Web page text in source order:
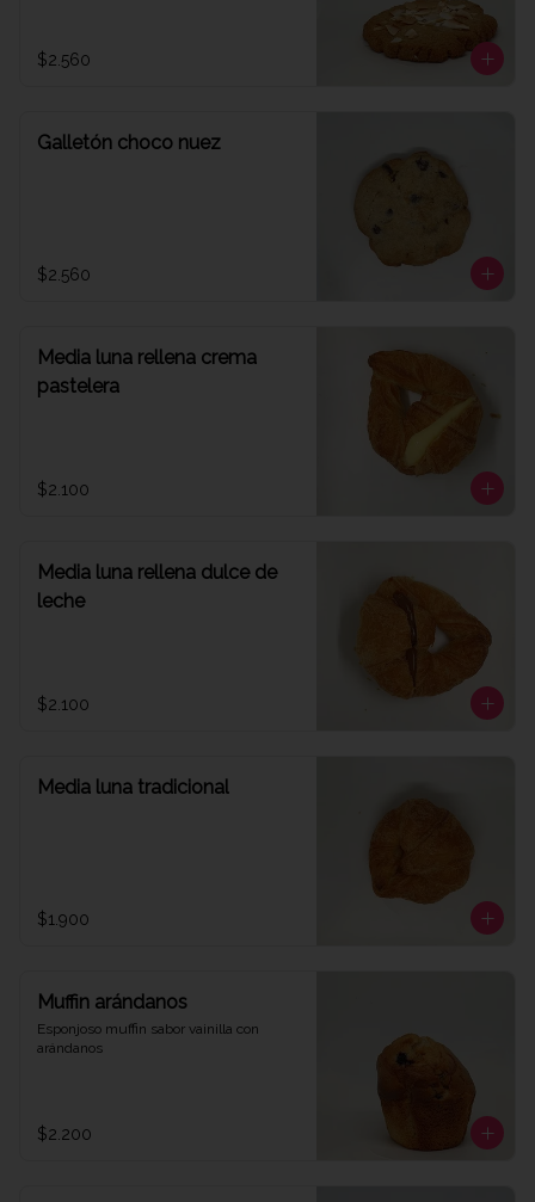
$2.560
Galletón choco nuez
$2.560
Media luna rellena crema
pastelera
$2.100
Media luna rellena dulce de
leche
$2.100
Media luna tradicional
$1.900
Muffin arándanos
Esponjoso muffin sabor vainilla con
arándanos
$2.200